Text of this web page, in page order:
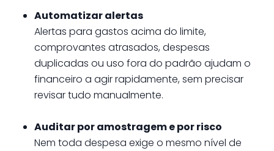
Automatizar alertas
Alertas para gastos acima do limite,
comprovantes atrasados, despesas
duplicadas ou uso fora do padrão ajudam o
financeiro a agir rapidamente, sem precisar
revisar tudo manualmente.
Auditar por amostragem e por risco
Nem toda despesa exige o mesmo nível de